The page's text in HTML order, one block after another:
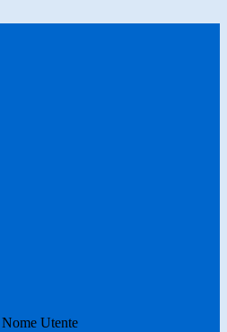
Nome Utente